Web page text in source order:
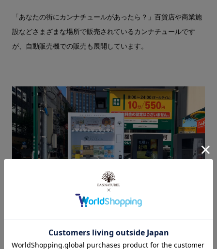
「あなたの街にカンナチュールがあったら？」百貨店や商業施
設などさまざまな場所で販売されているカンナチュールです
が、自動販売機での販売も展開しています。
銀座６丁目（期間限定設置）